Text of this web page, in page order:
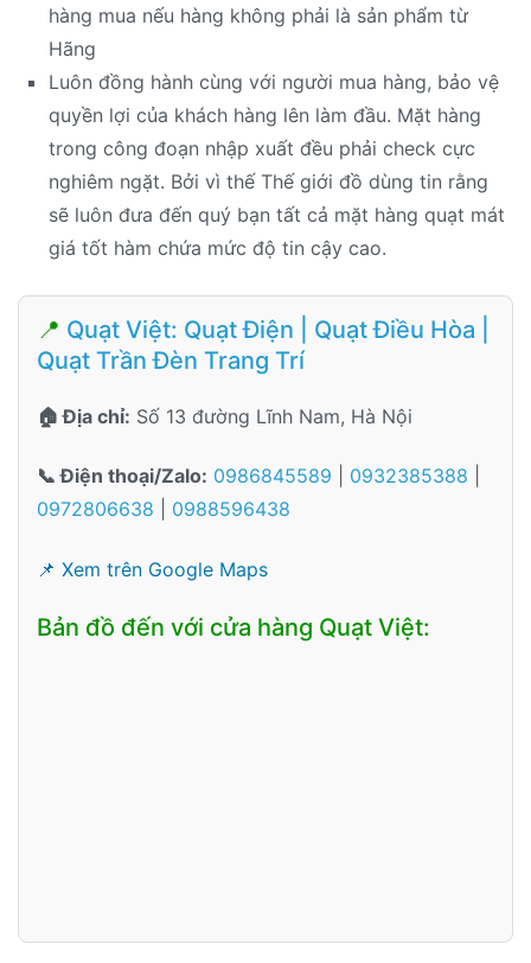
hàng mua nếu hàng không phải là sản phẩm từ
Hãng
Luôn đồng hành cùng với người mua hàng, bảo vệ
quyền lợi của khách hàng lên làm đầu. Mặt hàng
trong công đoạn nhập xuất đều phải check cực
nghiêm ngặt. Bởi vì thế Thế giới đồ dùng tin rằng
sẽ luôn đưa đến quý bạn tất cả mặt hàng quạt mát
giá tốt hàm chứa mức độ tin cậy cao.
📍 Quạt Việt: Quạt Điện | Quạt Điều Hòa |
Quạt Trần Đèn Trang Trí
🏠 Địa chỉ: Số 13 đường Lĩnh Nam, Hà Nội
📞 Điện thoại/Zalo: 0986845589 0932385388
0972806638
0988596438
📌 Xem trên Google Maps
Bản đồ đến với cửa hàng Quạt Việt: